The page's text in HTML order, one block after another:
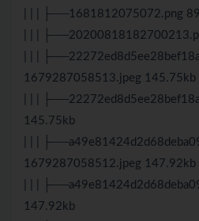
| | | ├──1681812075072.png
| | |
| | |
1679287058513.jpeg 145.75kb
| | |
145.75kb
| | |
1679287058512.jpeg 147.92kb
| | |
147.92kb